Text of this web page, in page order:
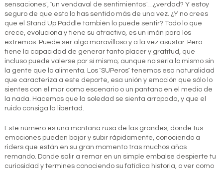
sensaciones¨, ¨un vendaval de sentimientos¨…¿verdad? Y estoy
seguro de que esto lo has sentido más de una vez. ¿Y no crees
que el Stand Up Paddle también lo puede sentir? Todo lo que
crece, evoluciona y tiene su atractivo, es un imán para los
extremos. Puede ser algo maravilloso y a la vez asustar. Pero
tiene la capacidad de generar tanto placer y gratitud, que
incluso puede valerse por sí mismo; aunque no sería lo mismo sin
la gente que lo alimenta. Los ¨SUPeros¨ tenemos esa naturalidad
que caracteriza a este deporte, esa unión y emoción que sólo lo
sientes con el mar como escenario o un pantano en el medio de
la nada. Hacemos que la soledad se sienta arropada, y que el
ruido consiga la libertad.
Este número es una montaña rusa de las grandes, donde tus
emociones pueden bajar y subir rápidamente, conociendo a
riders que están en su gran momento tras muchos años
remando. Donde salir a remar en un simple embalse despierte tu
curiosidad y termines conociendo su fatídica historia, o ver como